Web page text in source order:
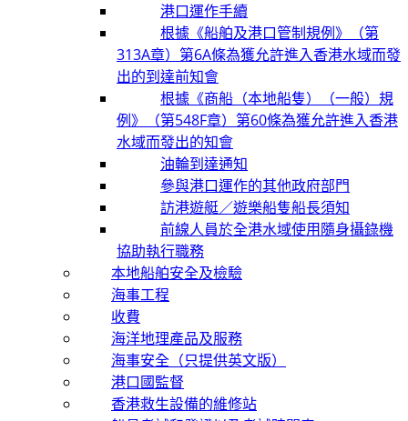
港口運作手續
根據《船舶及港口管制規例》（第
313A章）第6A條為獲允許進入香港水域而發
出的到達前知會
根據《商船（本地船隻）（一般）規
例》（第548F章）第60條為獲允許進入香港
水域而發出的知會
油輪到達通知
參與港口運作的其他政府部門
訪港遊艇／遊樂船隻船長須知
前線人員於全港水域使用隨身攝錄機
協助執行職務
本地船舶安全及檢驗
海事工程
收費
海洋地理產品及服務
海事安全（只提供英文版）
港口國監督
香港救生設備的維修站